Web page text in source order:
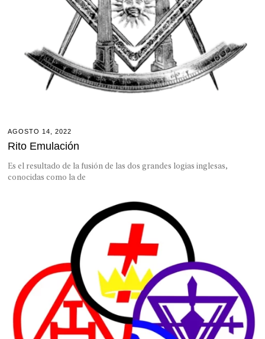
AGOSTO 14, 2022
Rito Emulación
Es el resultado de la fusión de las dos grandes logias inglesas,
conocidas como la de